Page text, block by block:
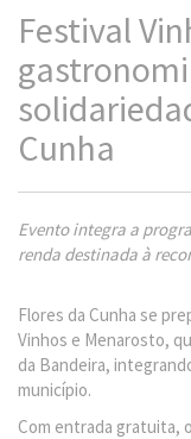
Festival
Cunha
Evento integra a
renda destinada à
Flores da Cunha se
Vinhos e Menarosto,
da Bandeira,
município.
Com entrada gratuita,